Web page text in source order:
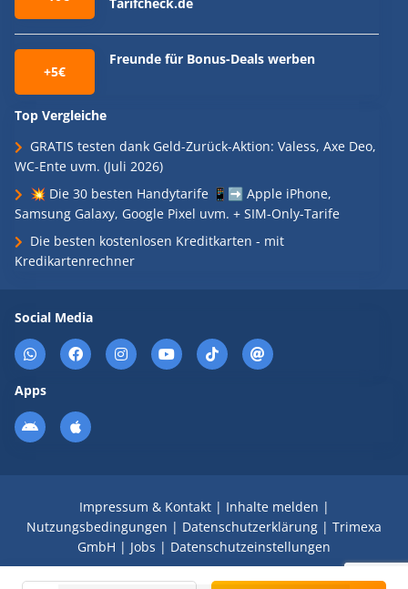
+5€
Freunde für Bonus-Deals werben
Top Vergleiche
GRATIS testen dank Geld-Zurück-Aktion: Valess, Axe Deo,
WC-Ente uvm. (Juli 2026)
💥 Die 30 besten Handytarife 📱➡️ Apple iPhone,
Samsung Galaxy, Google Pixel uvm. + SIM-Only-Tarife
Die besten kostenlosen Kreditkarten - mit
Kredikartenrechner
Social Media
Apps
Impressum & Kontakt| Inhalte melden |
Nutzungsbedingungen | Datenschutzerklärung | Trimexa
GmbH | Jobs | Datenschutzeinstellungen
© 2008 - 2026 Schnäppchen Blog mit Doktortitel -